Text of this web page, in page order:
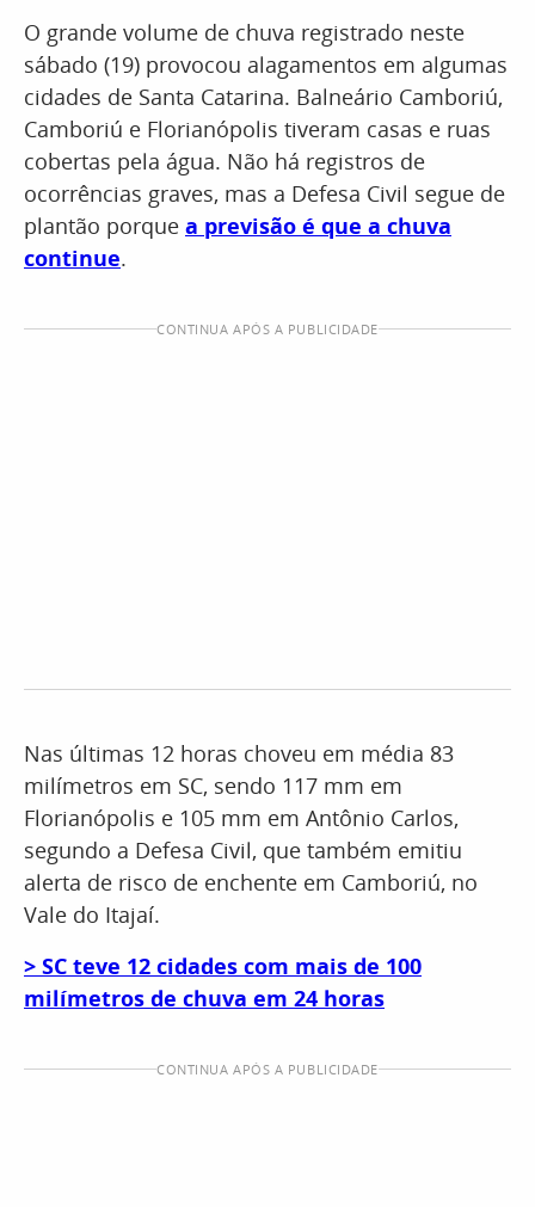
O grande volume de chuva registrado neste
sábado (19) provocou alagamentos em algumas
cidades de Santa Catarina. Balneário Camboriú,
Camboriú e Florianópolis tiveram casas e ruas
cobertas pela água. Não há registros de
ocorrências graves, mas a Defesa Civil segue de
plantão porque a previsão é que a chuva
continue.
CONTINUA APÓS A PUBLICIDADE
Nas últimas 12 horas choveu em média 83
milímetros em SC, sendo 117 mm em
Florianópolis e 105 mm em Antônio Carlos,
segundo a Defesa Civil, que também emitiu
alerta de risco de enchente em Camboriú, no
Vale do Itajaí.
> SC teve 12 cidades com mais de 100
milímetros de chuva em 24 horas
CONTINUA APÓS A PUBLICIDADE